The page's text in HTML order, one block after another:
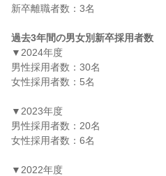
新卒離職者数：3名
過去3年間の男女別新卒採用者数
▼2024年度
男性採用者数：30名
女性採用者数：5名
▼2023年度
男性採用者数：20名
女性採用者数：6名
▼2022年度